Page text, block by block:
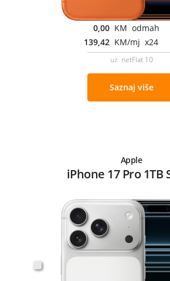
0,00 KM odmah
139,42 KM/mj x24
uz netFlat 10
Saznaj više
Apple
iPhone 17 Pro 1TB